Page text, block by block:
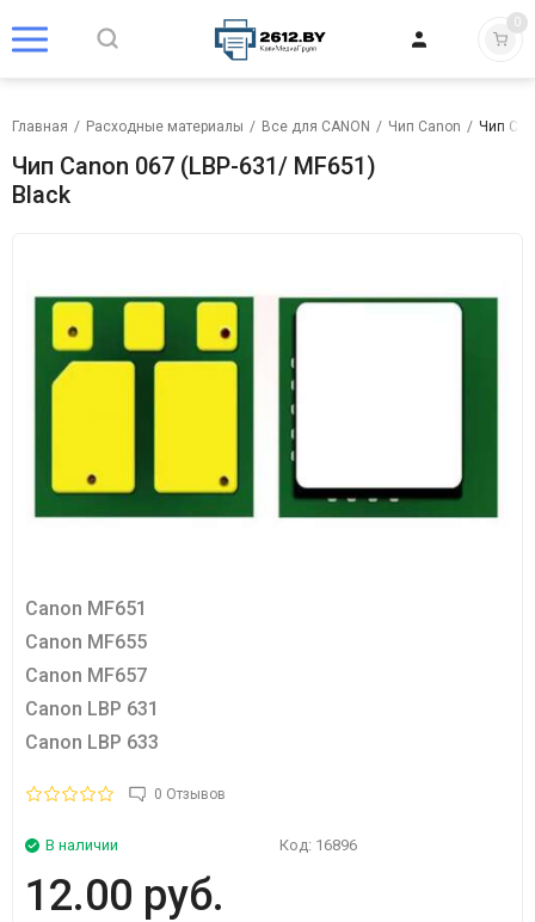
0
Главная / Расходные материалы / Все для CANON / Чип Canon / Чип
Чип Canon 067 (LBP-631/ MF651)
Black
Canon MF651
Canon MF655
Canon MF657
Canon LBP 631
Canon LBP 633
0 Отзывов
В наличии Код: 16896
12.00 руб.